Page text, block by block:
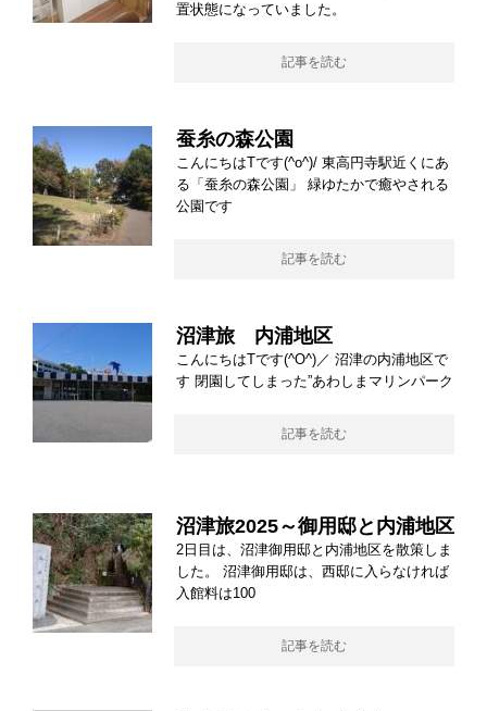
置状態になっていました。
記事を読む
蚕糸の森公園
こんにちはTです(^o^)/ 東高円寺駅近くにあ
る「蚕糸の森公園」 緑ゆたかで癒やされる
公園です
記事を読む
沼津旅 内浦地区
こんにちはTです(^O^)／ 沼津の内浦地区で
す 閉園してしまった”あわしまマリンパーク
記事を読む
沼津旅2025～御用邸と内浦地区
2日目は、沼津御用邸と内浦地区を散策しま
した。 沼津御用邸は、西邸に入らなければ
入館料は100
記事を読む